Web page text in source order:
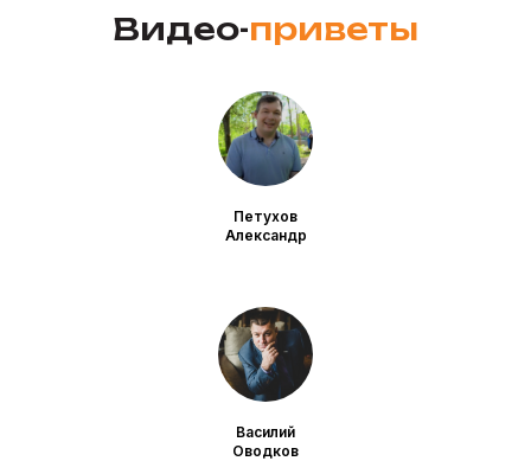
Видео-приветы
Петухов
Александр
Василий
Оводков